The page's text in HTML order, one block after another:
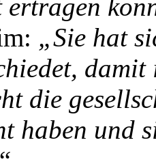
ertragen
„Sie hat
die
haben und